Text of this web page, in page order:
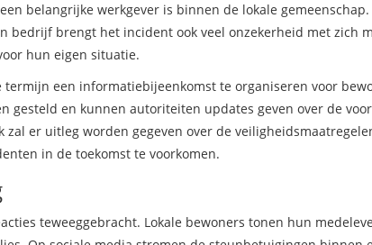
belangrijke werkgever is binnen de lokale
brengt het incident ook veel onzekerheid met zich
hun eigen situatie.
een informatiebijeenkomst te organiseren voor
gesteld en kunnen autoriteiten updates geven over de
er uitleg worden gegeven over de
in de toekomst te voorkomen.
teweeggebracht. Lokale bewoners tonen hun